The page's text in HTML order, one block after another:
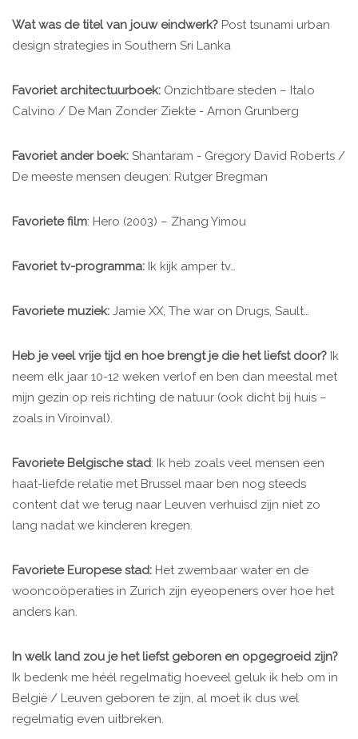
Wat was de titel van jouw eindwerk? Post tsunami urban
design strategies in Southern Sri Lanka
Favoriet architectuurboek: Onzichtbare steden – Italo
Calvino / De Man Zonder Ziekte - Arnon Grunberg
Favoriet ander boek: Shantaram - Gregory David Roberts /
De meeste mensen deugen: Rutger Bregman
Favoriete film: Hero (2003) – Zhang Yimou
Favoriet tv-programma: Ik kijk amper tv…
Favoriete muziek: Jamie XX, The war on Drugs, Sault…
Heb je veel vrije tijd en hoe brengt je die het liefst door? Ik
neem elk jaar 10-12 weken verlof en ben dan meestal met
mijn gezin op reis richting de natuur (ook dicht bij huis –
zoals in Viroinval).
Favoriete Belgische stad: Ik heb zoals veel mensen een
haat-liefde relatie met Brussel maar ben nog steeds
content dat we terug naar Leuven verhuisd zijn niet zo
lang nadat we kinderen kregen.
Favoriete Europese stad: Het zwembaar water en de
wooncoöperaties in Zurich zijn eyeopeners over hoe het
anders kan.
In welk land zou je het liefst geboren en opgegroeid zijn?
Ik bedenk me héél regelmatig hoeveel geluk ik heb om in
België / Leuven geboren te zijn, al moet ik dus wel
regelmatig even uitbreken.